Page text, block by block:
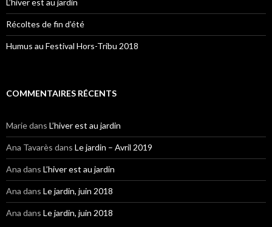
L’hiver est au jardin
Récoltes de fin d’été
Humus au Festival Hors-Tribu 2018
COMMENTAIRES RÉCENTS
Mariedans L’hiver est au jardin
Ana Tavarès dans Le jardin – Avril 2019
Ana dans L’hiver est au jardin
Ana dans Le jardin, juin 2018
Ana dans Le jardin, juin 2018